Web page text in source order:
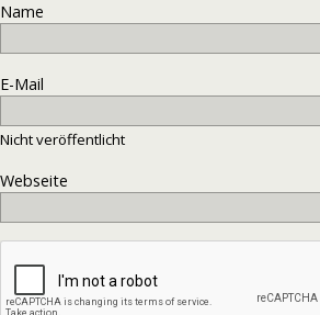
Name
E-Mail
Nicht veröffentlicht
Webseite